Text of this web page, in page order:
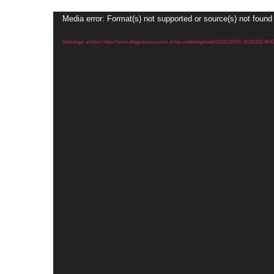
Reproductor
vídeo
Media error: Format(s) not supported or source(s) not found
Descargar archivo: https://www.altagraciaviva.com.ar/wp-content/uploads/2018/12/VID-20181223-